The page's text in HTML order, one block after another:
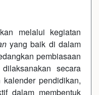
melalui kegiatan
yang baik di dalam
pembiasaan
secara
pendidikan,
dalam membentuk